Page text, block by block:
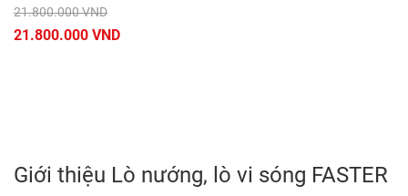
21.800.000 VND
21.800.000 VND
Giới thiệu Lò nướng, lò vi sóng FASTER